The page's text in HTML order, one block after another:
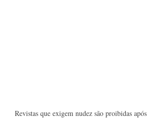
Revistas que exigem nudez são proibidas após